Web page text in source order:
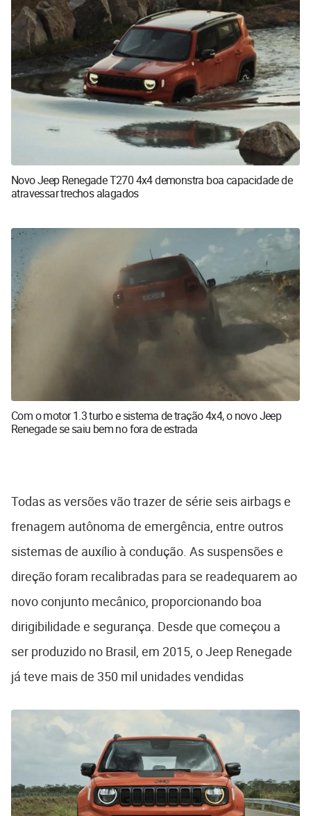
Novo Jeep Renegade T270 4x4 demonstra boa capacidade de
atravessar trechos alagados
Com o motor 1.3 turbo e sistema de tração 4x4, o novo Jeep
Renegade se saiu bem no fora de estrada
Todas as versões vão trazer de série seis airbags e
frenagem autônoma de emergência, entre outros
sistemas de auxílio à condução. As suspensões e
direção foram recalibradas para se readequarem ao
novo conjunto mecânico, proporcionando boa
dirigibilidade e segurança. Desde que começou a
ser produzido no Brasil, em 2015, o Jeep Renegade
já teve mais de 350 mil unidades vendidas